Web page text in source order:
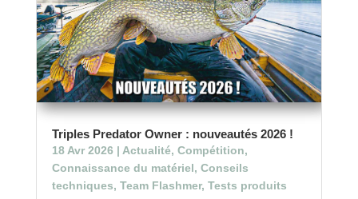
Triples Predator Owner : nouveautés 2026 !
18 Avr 2026 | Actualité, Compétition,
Connaissance du matériel, Conseils
techniques, Team Flashmer, Tests produits